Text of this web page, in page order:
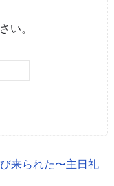
い。
来られた〜主日礼